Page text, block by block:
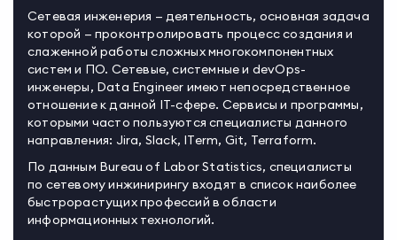
Сетевая инженерия — деятельность, основная задача
которой — проконтролировать процесс создания и
слаженной работы сложных многокомпонентных
систем и ПО. Сетевые, системные и devOps-
инженеры, Data Engineer имеют непосредственное
отношение к данной IT-сфере. Сервисы и программы,
которыми часто пользуются специалисты данного
направления: Jira, Slack, ITerm, Git, Terraform.
По данным Bureau of Labor Statistics, специалисты
по сетевому инжинирингу входят в список наиболее
быстрорастущих профессий в области
информационных технологий.